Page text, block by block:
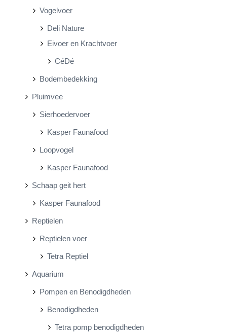
Vogelvoer
Deli Nature
Eivoer en Krachtvoer
CéDé
Bodembedekking
Pluimvee
Sierhoedervoer
Kasper Faunafood
Loopvogel
Kasper Faunafood
Schaap geit hert
Kasper Faunafood
Reptielen
Reptielen voer
Tetra Reptiel
Aquarium
Pompen en Benodigdheden
Benodigdheden
Tetra pomp benodigdheden